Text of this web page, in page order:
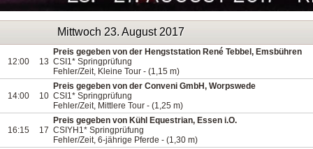
Mittwoch 23. August 2017
12:00 13
Preis gegeben von der Hengststation René Tebbel, Emsbühren
CSI1* Springprüfung
Fehler/Zeit, Kleine Tour - (1,15 m)
14:00 10
Preis gegeben von der Conveni GmbH, Worpswede
CSI1* Springprüfung
Fehler/Zeit, Mittlere Tour - (1,25 m)
16:15 17
Preis gegeben von Kühl Equestrian, Essen i.O.
CSIYH1* Springprüfung
Fehler/Zeit, 6-jährige Pferde - (1,30 m)